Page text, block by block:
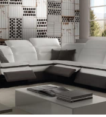
Canapé bleu avec chaise